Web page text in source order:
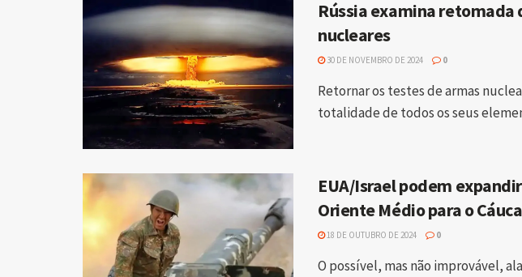
Rússia examina retomada
nucleares
30 DE NOVEMBRO DE 2024 0
Retornar os testes de armas
totalidade de todos os seus
EUA/Israel podem
Oriente Médio para o
18 DE OUTUBRO DE 2024 0
O possível, mas não improvável,